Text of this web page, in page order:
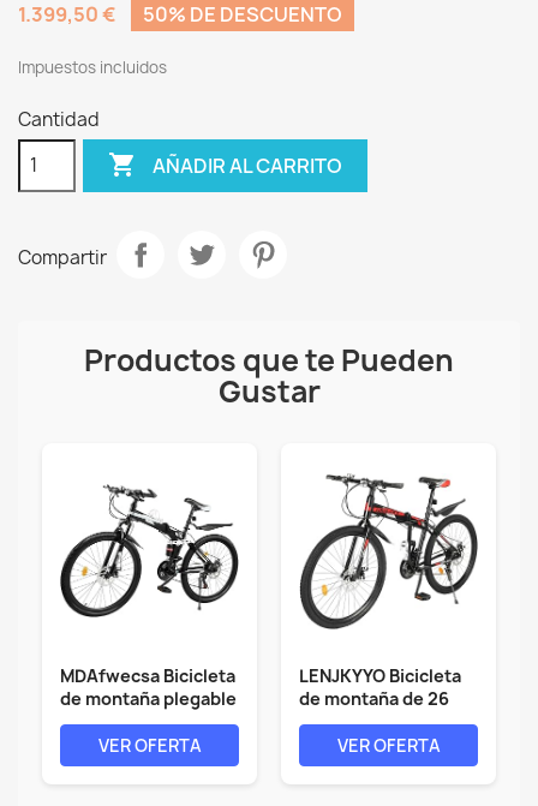
1.399,50 €
50% DE DESCUENTO
Impuestos incluidos
Cantidad
 AÑADIR AL CARRITO
Compartir
Productos que te Pueden
Gustar
MDAfwecsa Bicicleta
de montaña plegable
de 21...
VER OFERTA
LENJKYYO Bicicleta
de montaña de 26
pulgadas,...
VER OFERTA